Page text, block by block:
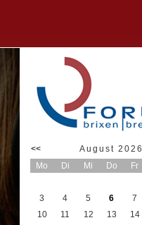
<< August 2026
Mo Di Mi Do Fr
3
4 5 6 7
10
11 12 13 14